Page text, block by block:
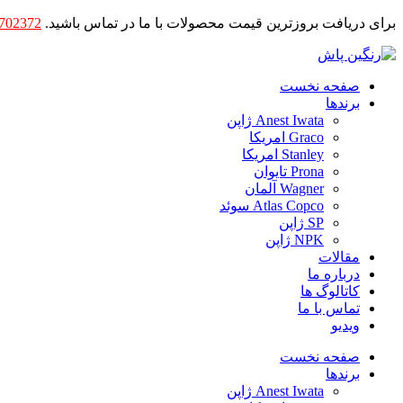
برای دریافت بروزترین قیمت محصولات با ما در تماس باشید.
صفحه نخست
برندها
Anest Iwata ژاپن
Graco امریکا
Stanley امریکا
Prona تایوان
Wagner آلمان
Atlas Copco سوئد
SP ژاپن
NPK ژاپن
مقالات
درباره ما
کاتالوگ ها
تماس با ما
ویدیو
صفحه نخست
برندها
Anest Iwata ژاپن